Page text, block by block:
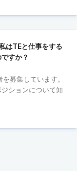
はTEと仕事をする
すか？
募集しています。
ションについて知